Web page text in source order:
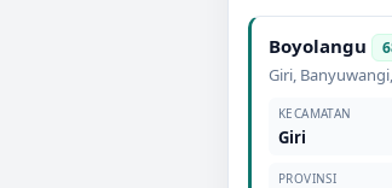
Boyolangu
Giri, Banyuwangi,
KECAMATAN
Giri
PROVINSI